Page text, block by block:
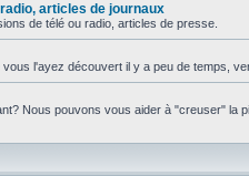
articles de journaux
de télé ou radio, articles de presse.
l'ayez découvert il y a peu de temps,
Nous pouvons vous aider à "creuser" la